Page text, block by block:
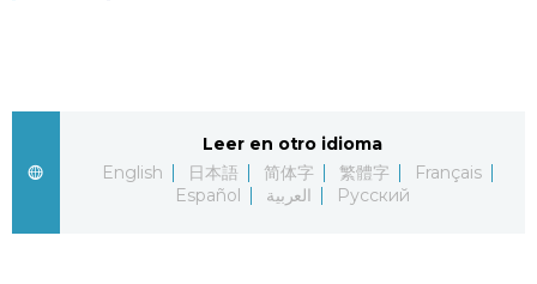
العربية
Русский
Sociedad
Cultura
Leer en otro idioma
English
日本語 简体字 繁體字
Français
Español
العربية Русский